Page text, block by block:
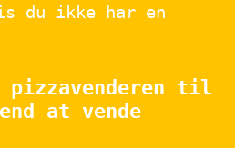
du ikke har en
pizzavenderen til
at vende